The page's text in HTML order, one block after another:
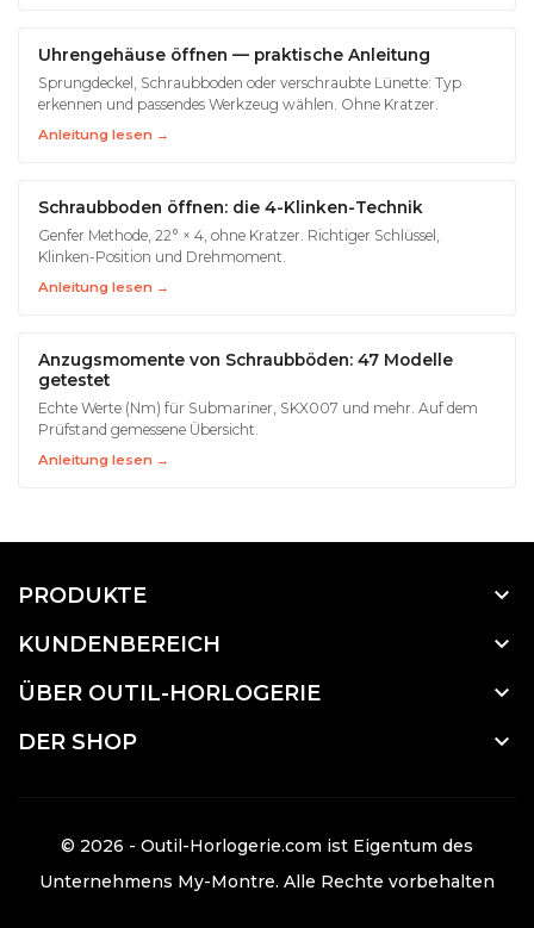
Uhrengehäuse öffnen — praktische Anleitung
Sprungdeckel, Schraubboden oder verschraubte Lünette: Typ
erkennen und passendes Werkzeug wählen. Ohne Kratzer.
Anleitung lesen →
Schraubboden öffnen: die 4-Klinken-Technik
Genfer Methode, 22° × 4, ohne Kratzer. Richtiger Schlüssel,
Klinken-Position und Drehmoment.
Anleitung lesen →
Anzugsmomente von Schraubböden: 47 Modelle
getestet
Echte Werte (Nm) für Submariner, SKX007 und mehr. Auf dem
Prüfstand gemessene Übersicht.
Anleitung lesen →
PRODUKTE 
KUNDENBEREICH 
ÜBER OUTIL-HORLOGERIE 
DER SHOP 
© 2026 - Outil-Horlogerie.com ist Eigentum des
Unternehmens My-Montre. Alle Rechte vorbehalten